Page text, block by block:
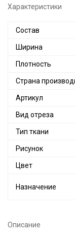
Характеристики
Состав
Ширина
Плотность
Страна
Артикул
Вид отреза
Тип ткани
Рисунок
Цвет
Назначение
Описание